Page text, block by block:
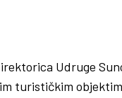
Udruge
turističkim